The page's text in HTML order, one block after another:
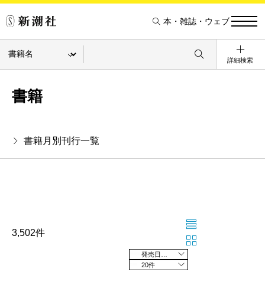
本・雑誌・ウェブ
詳細検索
書籍
書籍月別刊行一覧
3,502件
20件